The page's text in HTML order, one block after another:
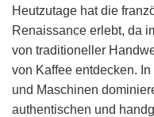
Heutzutage hat die
Renaissance erlebt, da
von traditioneller
von Kaffee entdecken.
und Maschinen
authentischen und